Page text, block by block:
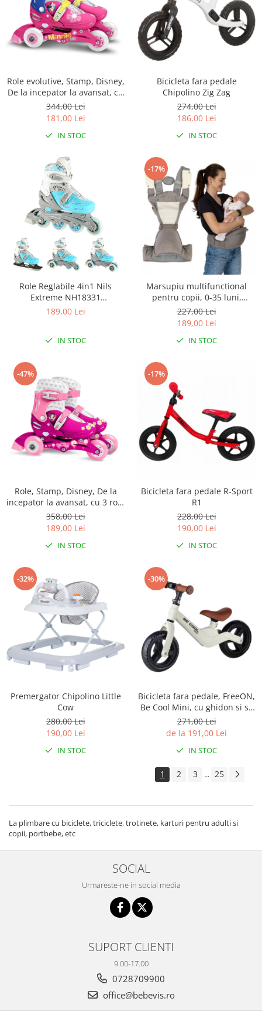
Role evolutive, Stamp, Disney,
De la incepator la avansat, cu
3 roti, Ajustabile, Inchidere
prin velcro, cu frana, Marime
27-30, Minnie Mouse
344,00 Lei
181,00 Lei
IN STOC
Bicicleta fara pedale
Chipolino Zig Zag
274,00 Lei
186,00 Lei
IN STOC
Role Reglabile 4in1 Nils
Extreme NH18331
Albastru/Gri
189,00 Lei
IN STOC
-17%
Marsupiu multifunctional
pentru copii, 0-35 luni,
Ecotoys J-BC1601 - Gri
227,00 Lei
189,00 Lei
IN STOC
-47%
Role, Stamp, Disney, De la
incepator la avansat, cu 3 roti,
Ajustabile, Inchidere prin
velcro, cu frana, Marime 27-
30, Princess
358,00 Lei
189,00 Lei
IN STOC
-17%
Bicicleta fara pedale R-Sport
R1
228,00 Lei
190,00 Lei
IN STOC
-32%
Premergator Chipolino Little
Cow
280,00 Lei
190,00 Lei
IN STOC
-30%
Bicicleta fara pedale, FreeON,
Be Cool Mini, cu ghidon si sa
reglabile, Roti din EVA, Pana
in 30 Kg, Roti 8 inch, 12 luni+,
Alb
271,00 Lei
de la 191,00 Lei
IN STOC
1 2 3 ... 25
La plimbare cu biciclete, triciclete, trotinete, karturi pentru adulti si
copii, portbebe, etc
SOCIAL
Urmareste-ne in social media
SUPORT CLIENTI
9.00-17.00
0728709900
office@bebevis.ro